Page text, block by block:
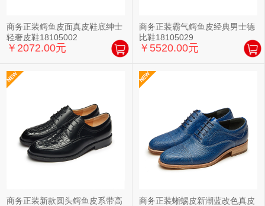
商务正装鳄鱼皮面真皮鞋底绅士
轻奢皮鞋18105002
￥2072.00元
商务正装霸气鳄鱼皮经典男士德
比鞋18105029
￥5520.00元
商务正装新款圆头鳄鱼皮系带高
商务正装蜥蜴皮新潮蓝改色真皮